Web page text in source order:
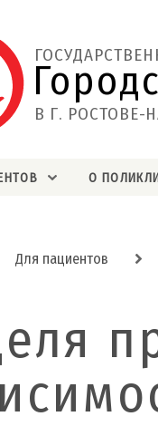
В Г. РОСТОВЕ-
О
Для пациентов